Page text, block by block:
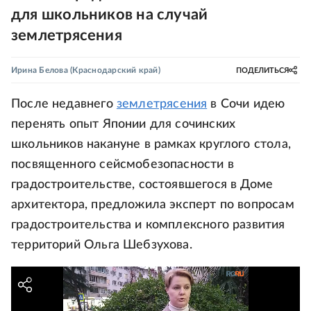
для школьников на случай
землетрясения
Ирина Белова(Краснодарский край) ПОДЕЛИТЬСЯ
После недавнего землетрясения в Сочи идею
перенять опыт Японии для сочинских
школьников накануне в рамках круглого стола,
посвященного сейсмобезопасности в
градостроительстве, состоявшегося в Доме
архитектора, предложила эксперт по вопросам
градостроительства и комплексного развития
территорий Ольга Шебзухова.